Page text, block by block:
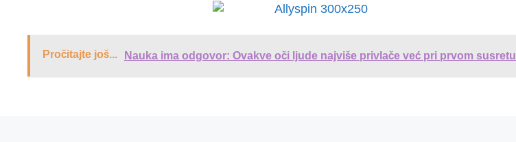
Pročitajte još... Nauka ima odgovor: Ovakve oči ljude najviše privlače već pri prvom susretu